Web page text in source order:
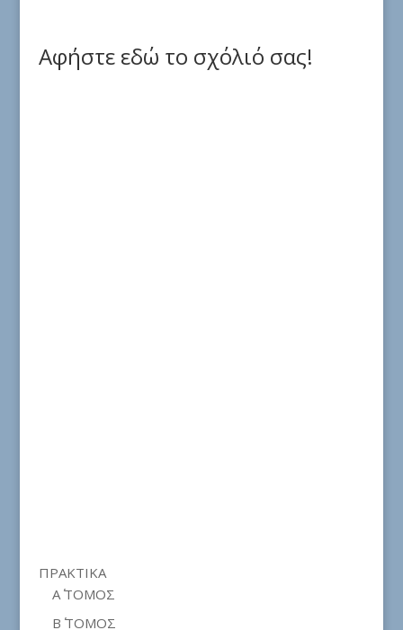
Αφήστε εδώ το σχόλιό σας!
ΠΡΑΚΤΙΚΑ
Α΄ ΤΟΜΟΣ
Β΄ ΤΟΜΟΣ